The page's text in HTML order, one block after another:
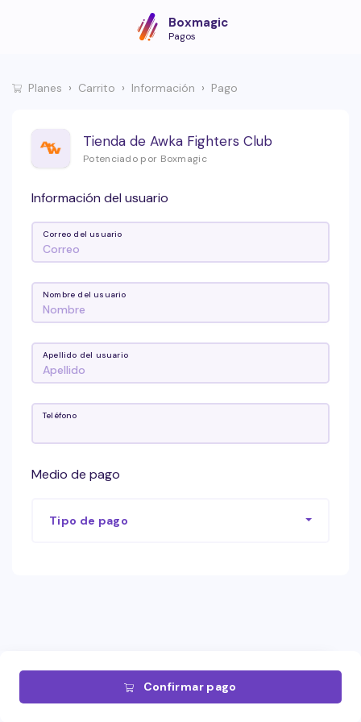
Boxmagic
Pagos
Planes Carrito Información Pago
Tienda de Awka Fighters Club
Potenciado por Boxmagic
Información del usuario
Correo del usuario
Nombre del usuario
Apellido del usuario
Teléfono
Medio de pago
Tipo de pago
Confirmar pago